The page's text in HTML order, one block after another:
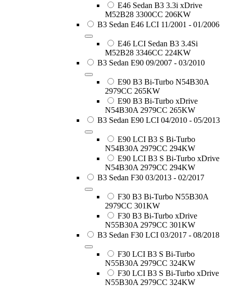
E46 Sedan B3 3.3i xDrive
M52B28 3300CC 206KW
B3 Sedan E46 LCI 11/2001 - 01/2006
E46 LCI Sedan B3 3.4Si
M52B28 3346CC 224KW
B3 Sedan E90 09/2007 - 03/2010
E90 B3 Bi-Turbo N54B30A
2979CC 265KW
E90 B3 Bi-Turbo xDrive
N54B30A 2979CC 265KW
B3 Sedan E90 LCI 04/2010 - 05/2013
E90 LCI B3 S Bi-Turbo
N54B30A 2979CC 294KW
E90 LCI B3 S Bi-Turbo xDrive
N54B30A 2979CC 294KW
B3 Sedan F30 03/2013 - 02/2017
F30 B3 Bi-Turbo N55B30A
2979CC 301KW
F30 B3 Bi-Turbo xDrive
N55B30A 2979CC 301KW
B3 Sedan F30 LCI 03/2017 - 08/2018
F30 LCI B3 S Bi-Turbo
N55B30A 2979CC 324KW
F30 LCI B3 S Bi-Turbo xDrive
N55B30A 2979CC 324KW